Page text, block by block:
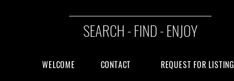
SEARCH - FIND - ENJOY
WELCOME CONTACT REQUEST FOR LISTING